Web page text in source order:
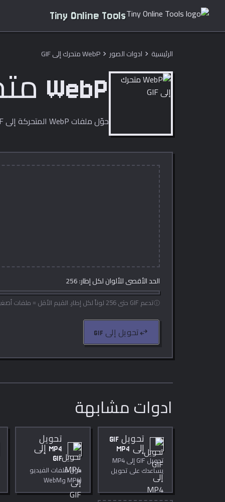
Tiny Online Tools
الرئيسية chevron_right ادوات الصور chevron_right WebP متحرك إلى GIF
WebP متحرك إلى GIF
حوّل ملفات WebP المتحركة إلى GIF متحرك مع الحفاظ على الإطارات والتوقيت، داخل المتصفح.
الحد الأقصى للألوان لكل إطار: 256
تدعم GIF حتى 256 لوناً لكل إطار. القيم الأقل = ملفات أصغر، ألوان أقل دقة.
swap_horizتحويل إلى GIF
ادوات مشابهة
تحويل GIF
إلى MP4
تحويل GIF إلى MP4
يساعدك على تحويل
GIF متحرك إلى فيديو
مباشرة داخل
تحويل
MP4 إلى
GIF
حوّل ملفات الفيديو
(MP4 وWebM
وMOV) إلى GIF